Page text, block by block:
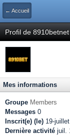
← Accueil
Profil de 8910betnet
Mes informations
Groupe Members
Messages 0
Inscrit(e) (le) 19-
Dernière activité juil.